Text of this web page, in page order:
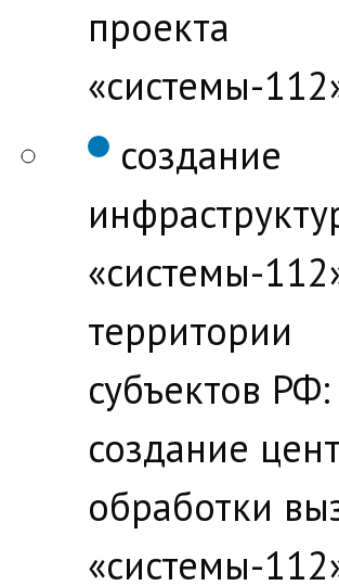
проекта
«системы-
создание
«системы-
территории
субъектов РФ:
создание
обработки
«системы-